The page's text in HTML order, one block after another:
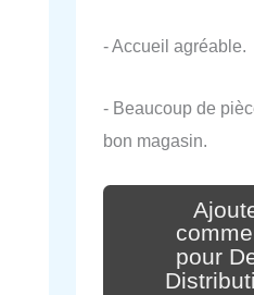
- Accueil agréable.
- Beaucoup de
bon magasin.
pour